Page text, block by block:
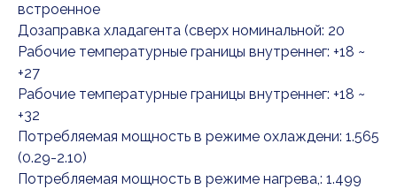
встроенное
Дозаправка хладагента (сверх номинальной: 20
Рабочие температурные границы внутреннег: +18 ~
+27
Рабочие температурные границы внутреннег: +18 ~
+32
Потребляемая мощность в режиме охлаждени: 1.565
(0.29-2.10)
Потребляемая мощность в режиме нагрева,: 1.499